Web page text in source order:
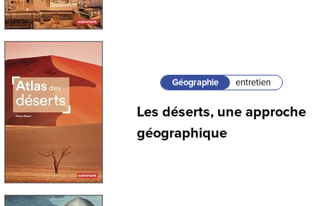
Géographie entretien
Les déserts, une approche
géographique